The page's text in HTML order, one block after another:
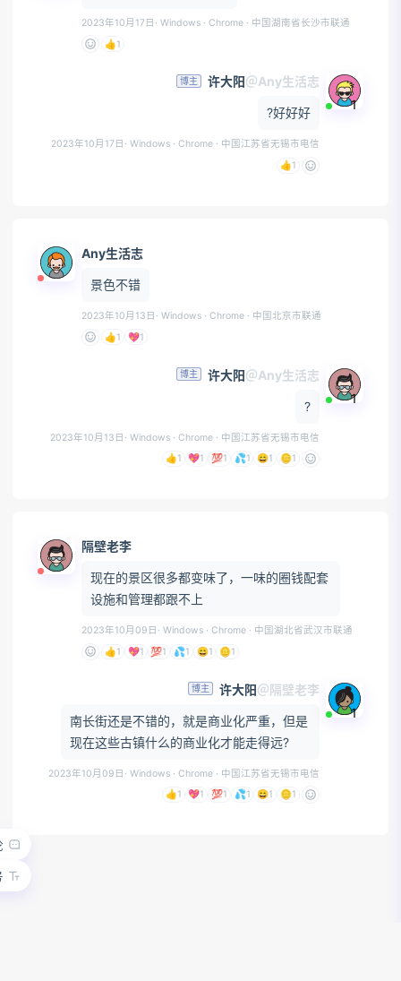
2023年10月17日 · Windows · Chrome · 中国湖南省长沙市联通
👍1
1
博主 许大阳＠Any生活志
?好好好
2023年10月17日 · Windows · Chrome · 中国江苏省无锡市电信
👍1
Any生活志
景色不错
2023年10月13日 · Windows · Chrome · 中国北京市联通
👍1 💖1
1
博主 许大阳＠Any生活志
?
2023年10月13日 · Windows · Chrome · 中国江苏省无锡市电信
👍1 💖1 💯1 💦1 😄1 🪙1
隔壁老李
现在的景区很多都变味了，一味的圈钱配套
设施和管理都跟不上
2023年10月09日 · Windows · Chrome · 中国湖北省武汉市联通
👍1 💖1 💯1 💦1 😄1 🪙1
1
博主 许大阳＠隔壁老李
南长街还是不错的，就是商业化严重，但是
现在这些古镇什么的商业化才能走得远?
2023年10月09日 · Windows · Chrome · 中国江苏省无锡市电信
👍1 💖1 💯1 💦1 😄1 🪙1